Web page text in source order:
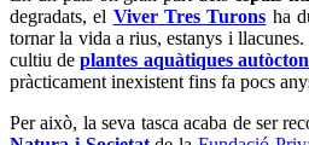
degradats, el Viver Tres Turons ha
tornar la vida a rius, estanys i
cultiu deplantes aquàtiques
pràcticament inexistent fins fa pocs
Per això, la seva tasca acaba de ser